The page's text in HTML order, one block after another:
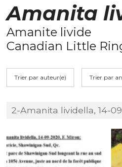
Amanita
Amanite livide
Canadian Little
Trier par auteur(e) Trier par
2-Amanita lividella, 14-